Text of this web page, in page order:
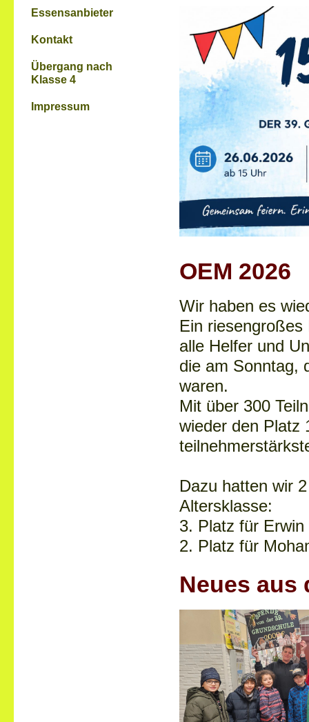
Essensanbieter
Kontakt
Übergang nach
Klasse 4
Impressum
OEM 2026
Wir haben es
Ein riesengroßes
alle Helfer und
die am Sonntag,
waren.
Mit über 300
wieder den Platz
Dazu hatten wir
Altersklasse:
3. Platz für
2. Platz für
Neues aus